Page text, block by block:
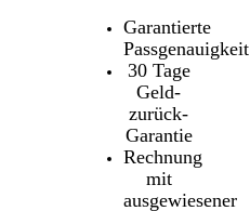
Garantierte
Passgenauigkeit
30 Tage
Geld-
zurück-
Garantie
Rechnung
mit
ausgewiesener